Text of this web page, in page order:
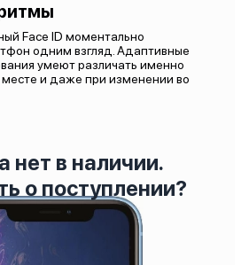
Face ID моментально
одним взгляд. Адаптивные
умеют различать именно
и даже при изменении во
нет в наличии.
о поступлении?